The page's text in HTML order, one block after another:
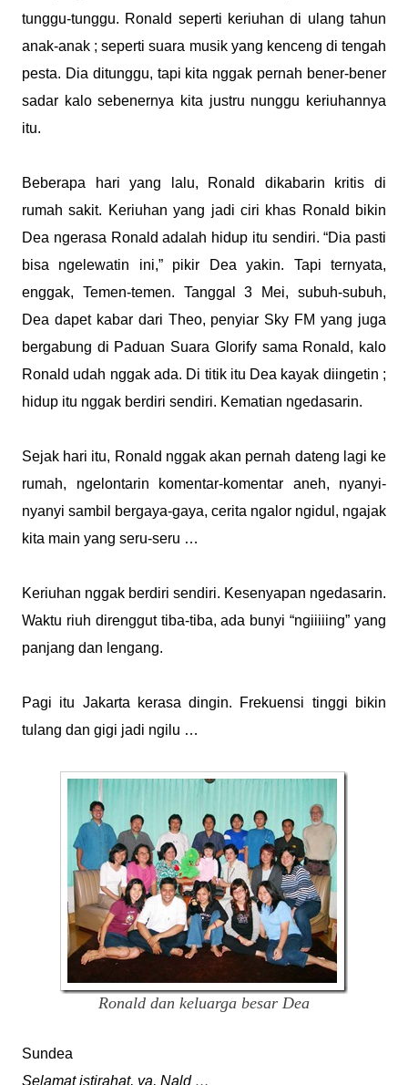
tunggu-tunggu. Ronald seperti keriuhan di ulang tahun
anak-anak ; seperti suara musik yang kenceng di tengah
pesta. Dia ditunggu, tapi kita nggak pernah bener-bener
sadar kalo sebenernya kita justru nunggu keriuhannya
itu.
Beberapa hari yang lalu, Ronald dikabarin kritis di
rumah sakit. Keriuhan yang jadi ciri khas Ronald bikin
Dea ngerasa Ronald adalah hidup itu sendiri. “Dia pasti
bisa ngelewatin ini,” pikir Dea yakin. Tapi ternyata,
enggak, Temen-temen. Tanggal 3 Mei, subuh-subuh,
Dea dapet kabar dari Theo, penyiar Sky FM yang juga
bergabung di Paduan Suara Glorify sama Ronald, kalo
Ronald udah nggak ada. Di titik itu Dea kayak diingetin ;
hidup itu nggak berdiri sendiri. Kematian ngedasarin.
Sejak hari itu, Ronald nggak akan pernah dateng lagi ke
rumah, ngelontarin komentar-komentar aneh, nyanyi-
nyanyi sambil bergaya-gaya, cerita ngalor ngidul, ngajak
kita main yang seru-seru …
Keriuhan nggak berdiri sendiri. Kesenyapan ngedasarin.
Waktu riuh direnggut tiba-tiba, ada bunyi “ngiiiiing” yang
panjang dan lengang.
Pagi itu Jakarta kerasa dingin. Frekuensi tinggi bikin
tulang dan gigi jadi ngilu …
Ronald dan keluarga besar Dea
Sundea
Selamat istirahat, ya, Nald …